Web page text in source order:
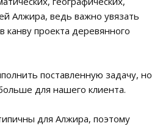
Алжира, ведь важно увязать
канву проекта деревянного
поставленную задачу, но
для нашего клиента.
для Алжира, поэтому